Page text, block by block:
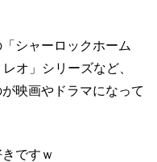
シャーロックホーム
オ」シリーズなど、
映画やドラマになって
ですｗ